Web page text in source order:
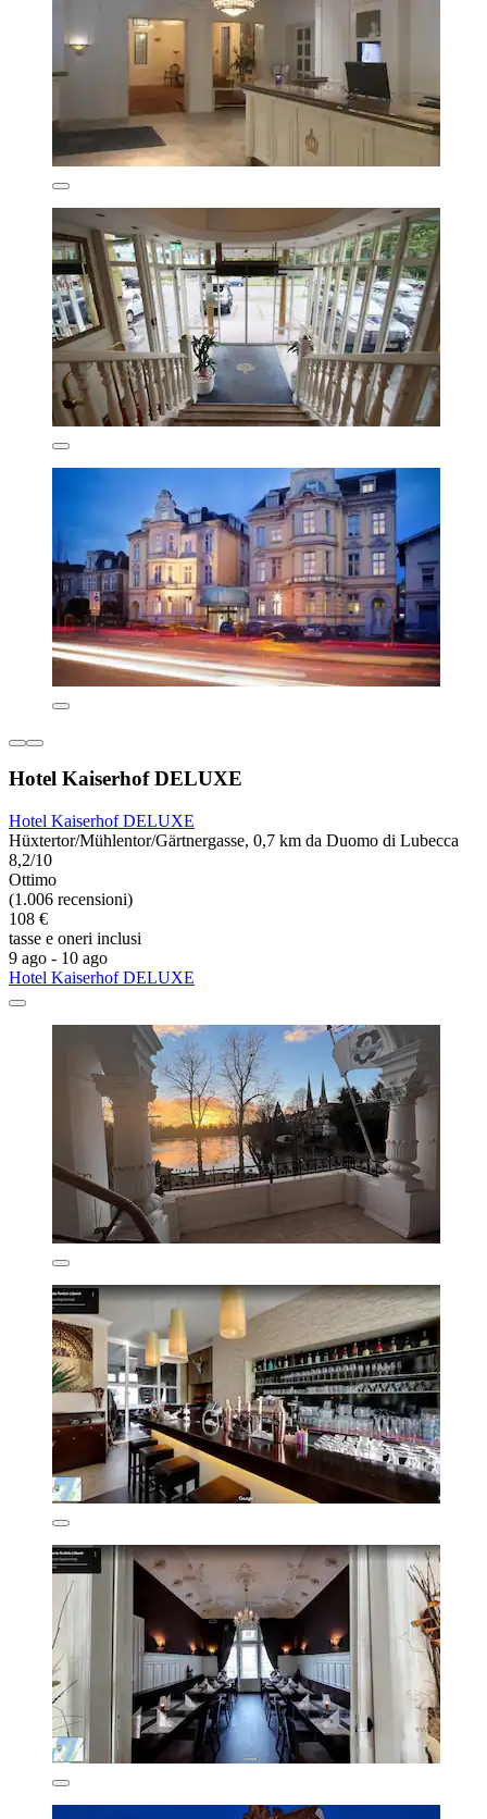
Hotel Kaiserhof DELUXE
Hotel Kaiserhof DELUXE
Hüxtertor/Mühlentor/Gärtnergasse, 0,7 km da Duomo di Lubecca
8,2/10
Ottimo
(1.006 recensioni)
108 €
tasse e oneri inclusi
9 ago - 10 ago
Hotel Kaiserhof DELUXE